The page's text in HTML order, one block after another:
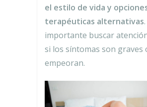
el estilo de vida y
terapéuticas alternativas
importante buscar
si los síntomas son graves
empeoran.